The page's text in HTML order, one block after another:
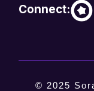
Connect:
© 2025